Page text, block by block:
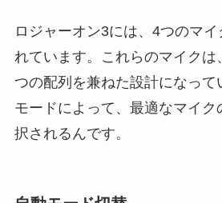
ロジャーオン3には、4つのマ
れています。これらのマイクは
つの配列を兼ねた設計になって
モードによって、最適なマイク
択されるんです。